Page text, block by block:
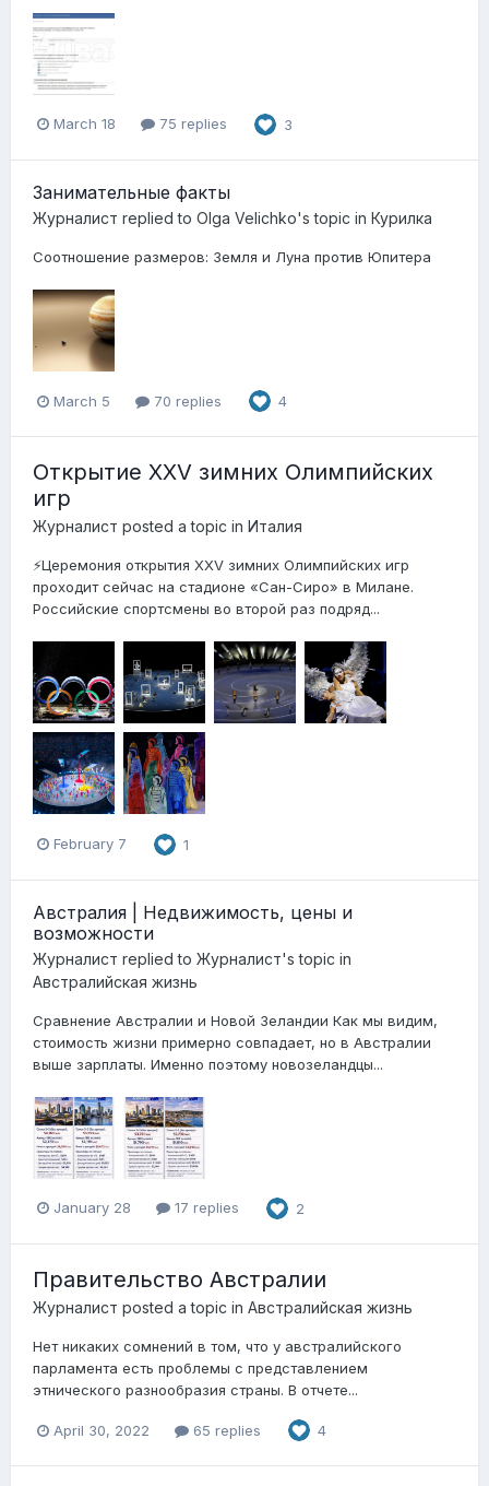
March 18 75 replies 3
Занимательные факты
Журналист replied to Olga Velichko's topic in Курилка
Соотношение размеров: Земля и Луна против Юпитера
March 5 70 replies 4
Открытие XXV зимних Олимпийских
игр
Журналист posted a topic in Италия
⚡️Церемония открытия XXV зимних Олимпийских игр
проходит сейчас на стадионе «Сан-Сиро» в Милане.
Российские спортсмены во второй раз подряд...
February 7 1
Австралия | Недвижимость, цены и
возможности
Журналист replied to Журналист's topic in
Австралийская жизнь
Сравнение Австралии и Новой Зеландии Как мы видим,
стоимость жизни примерно совпадает, но в Австралии
выше зарплаты. Именно поэтому новозеландцы...
January 28 17 replies 2
Правительство Австралии
Журналист posted a topic in Австралийская жизнь
Нет никаких сомнений в том, что у австралийского
парламента есть проблемы с представлением
этнического разнообразия страны. В отчете...
April 30, 2022 65 replies 4